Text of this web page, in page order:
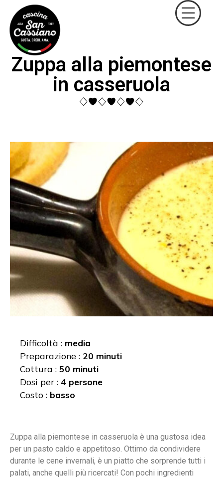
Zuppa alla piemontese
in casseruola
Difficoltà : media
Preparazione : 20 minuti
Cottura : 50 minuti
Dosi per : 4 persone
Costo : basso
Zuppa alla piemontese in casseruola è una gustosa idea
per un pasto caldo e appetitoso. Ottimo da condividere
durante le cene invernali, è un piatto che sorprende tutti i
palati, anche quelli più ricercati! Con pochi ingredienti